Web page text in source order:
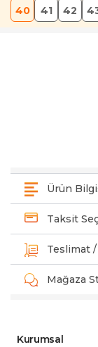
40 41 42
Ürün
Taksit
Teslimat /
Mağaza
Kurumsal